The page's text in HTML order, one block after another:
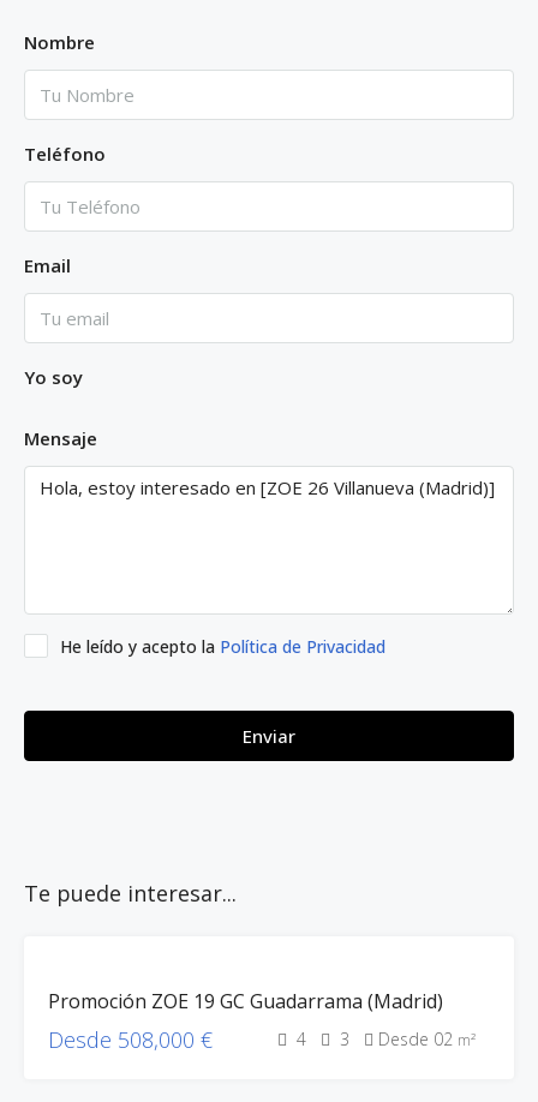
Nombre
Teléfono
Email
Yo soy
Mensaje
He leído y acepto la Política de Privacidad
Enviar
Te puede interesar...
VEND.
EN
Promoción ZOE 19 GC Guadarrama (Madrid)
Desde 508,000 € 4 3 Desde 02 m²